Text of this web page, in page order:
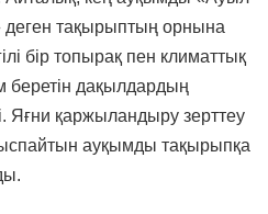
тақырыптың орнына
бір топырақ пен климаттық
беретін дақылдардың
Яғни қаржыландыру зерттеу
ауқымды тақырыпқа